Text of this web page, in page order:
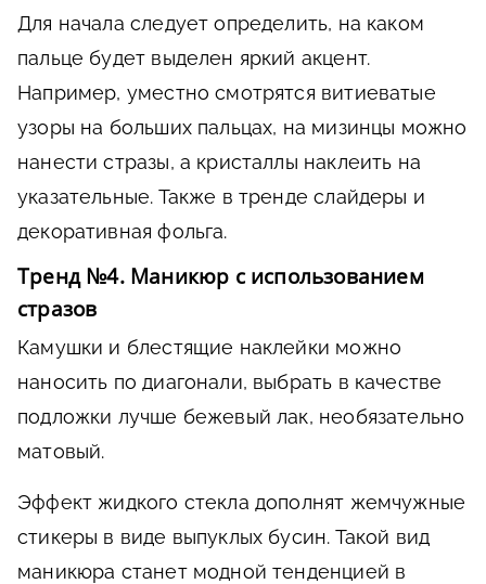
Для начала следует определить, на каком
пальце будет выделен яркий акцент.
Например, уместно смотрятся витиеватые
узоры на больших пальцах, на мизинцы можно
нанести стразы, а кристаллы наклеить на
указательные. Также в тренде слайдеры и
декоративная фольга.
Тренд №4. Маникюр с использованием
стразов
Камушки и блестящие наклейки можно
наносить по диагонали, выбрать в качестве
подложки лучше бежевый лак, необязательно
матовый.
Эффект жидкого стекла дополнят жемчужные
стикеры в виде выпуклых бусин. Такой вид
маникюра станет модной тенденцией в